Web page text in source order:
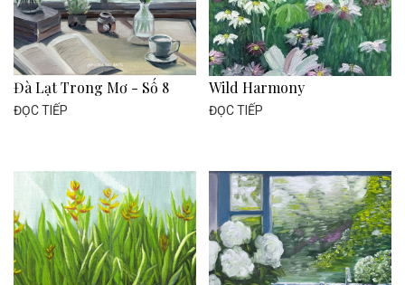
Đà Lạt Trong Mơ - Số 8
ĐỌC TIẾP
Wild Harmony
ĐỌC TIẾP